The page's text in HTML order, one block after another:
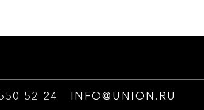
52 24 INFO@UNION.RU